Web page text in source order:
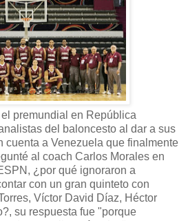
premundial en República
del baloncesto al dar a sus
cuenta a Venezuela que finalmente
al coach Carlos Morales en
¿por qué ignoraron a
con un gran quinteto con
Víctor David Díaz, Héctor
su respuesta fue "porque